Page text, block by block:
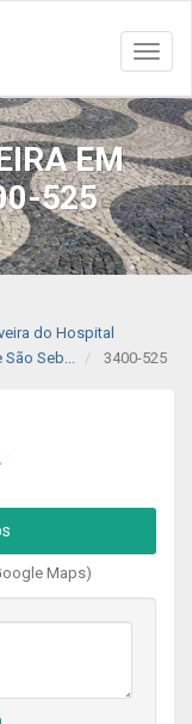
Toggle
EM
525
do Hospital
São Seb...
3400-525
Maps)